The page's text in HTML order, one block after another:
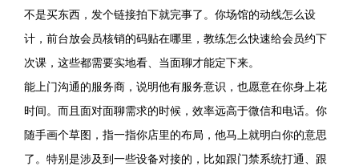
不是买东西，发个链接拍下就完事了。你场馆的动线怎么设
计，前台放会员核销的码贴在哪里，教练怎么快速给会员约下
次课，这些都需要实地看、当面聊才能定下来。
能上门沟通的服务商，说明他有服务意识，也愿意在你身上花
时间。而且面对面聊需求的时候，效率远高于微信和电话。你
随手画个草图，指一指你店里的布局，他马上就明白你的意思
了。特别是涉及到一些设备对接的，比如跟门禁系统打通、跟